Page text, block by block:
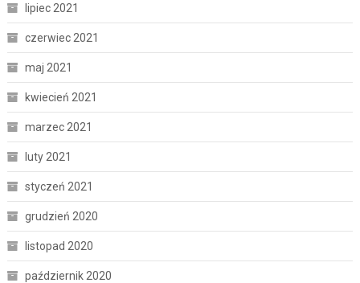
lipiec 2021
czerwiec 2021
maj 2021
kwiecień 2021
marzec 2021
luty 2021
styczeń 2021
grudzień 2020
listopad 2020
październik 2020